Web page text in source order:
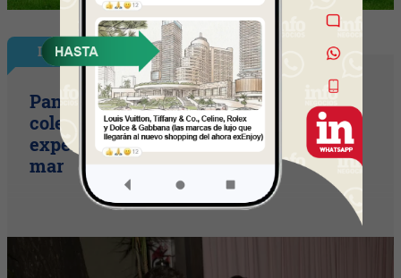
InfoStyle
Pandora presentó sus nuevas
colecciones de verano con una
experiencia inspirada en el espíritu del
mar